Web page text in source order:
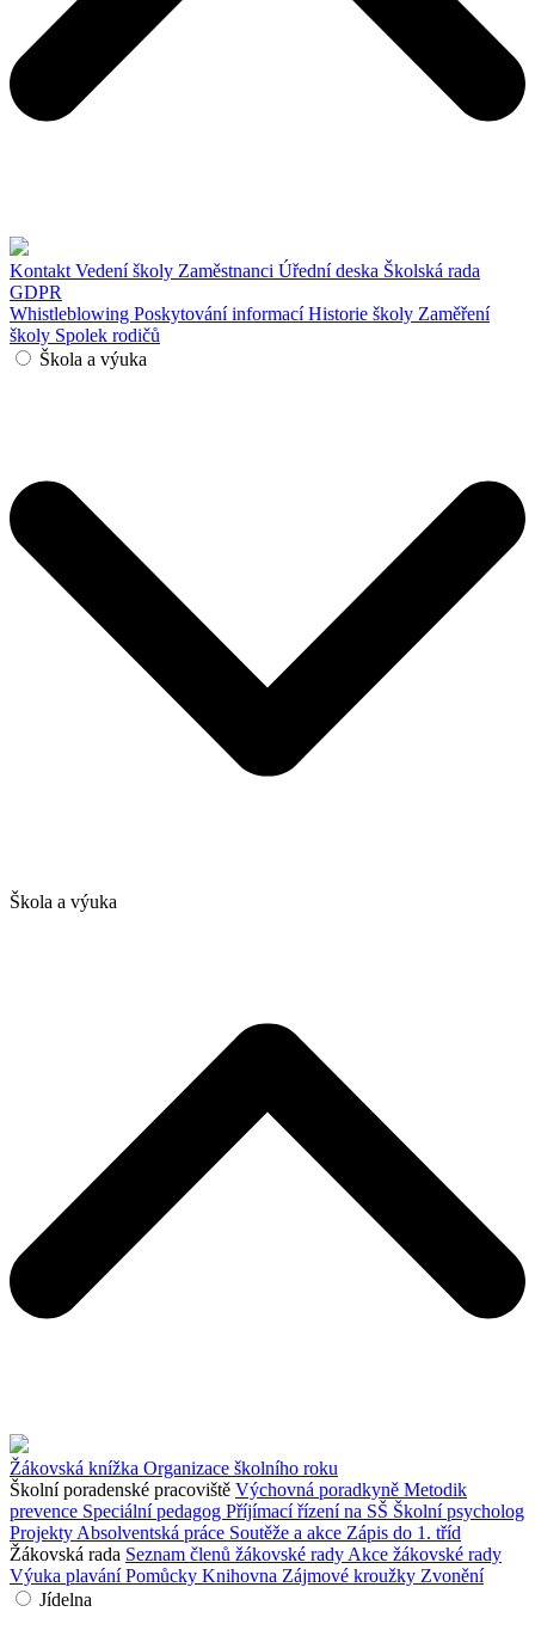
Kontakt Vedení školy Zaměstnanci Úřední deska Školská rada
GDPR
Whistleblowing Poskytování informacíHistorie školy Zaměření
školy Spolek rodičů
Škola a výuka
Škola a výuka
Žákovská knížka Organizace školního roku
Školní poradenské pracoviště Výchovná poradkyně Metodik
prevence Speciální pedagog Příjímací řízení na SŠ Školní psycholog
Projekty Absolventská práce Soutěže a akce Zápis do 1. tříd
Žákovská rada Seznam členů žákovské rady Akce žákovské rady
Výuka plaváníPomůcky Knihovna Zájmové kroužky Zvonění
Jídelna